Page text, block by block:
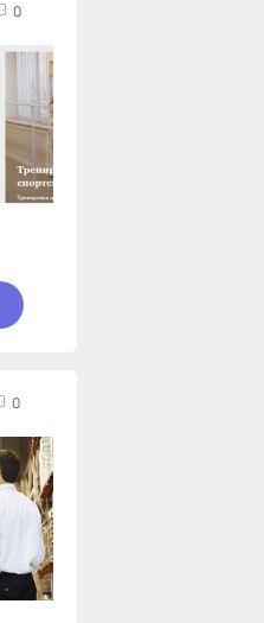
0
0